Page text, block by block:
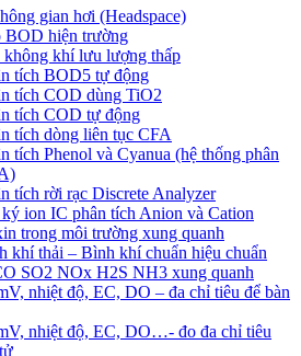
gian hơi (Headspace)
BOD hiện trường
không khí lưu lượng thấp
tích BOD5 tự động
tích COD dùng TiO2
tích COD tự động
tích dòng liên tục CFA
tích Phenol và Cyanua (hệ thống phân
tích rời rạc Discrete Analyzer
ký ion IC phân tích Anion và Cation
trong môi trường xung quanh
khí thải – Bình khí chuẩn hiệu chuẩn
SO2 NOx H2S NH3 xung quanh
nhiệt độ, EC, DO – đa chỉ tiêu để bàn
nhiệt độ, EC, DO…- đo đa chỉ tiêu